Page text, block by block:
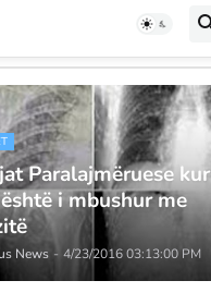
Paralajmëruese kur
i mbushur me
News - 4/23/2016 03:13:00 PM